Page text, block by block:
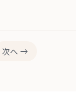
次へ